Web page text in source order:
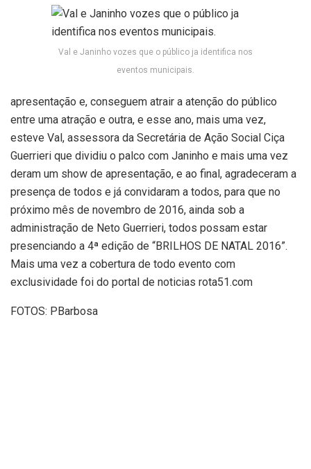
Val e Janinho vozes que o público ja identifica nos
eventos municipais.
apresentação e, conseguem atrair a atenção do público
entre uma atração e outra, e esse ano, mais uma vez,
esteve Val, assessora da Secretária de Ação Social Ciça
Guerrieri que dividiu o palco com Janinho e mais uma vez
deram um show de apresentação, e ao final, agradeceram a
presença de todos e já convidaram a todos, para que no
próximo mês de novembro de 2016, ainda sob a
administração de Neto Guerrieri, todos possam estar
presenciando a 4ª edição de “BRILHOS DE NATAL 2016”.
Mais uma vez a cobertura de todo evento com
exclusividade foi do portal de noticias rota51.com
FOTOS: PBarbosa